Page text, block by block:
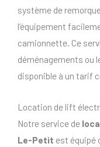
système de
l’équipement
camionnette. Ce
déménagements ou
disponible à un tarif
Location de lift
Notre service de
Le-Petit est équipé